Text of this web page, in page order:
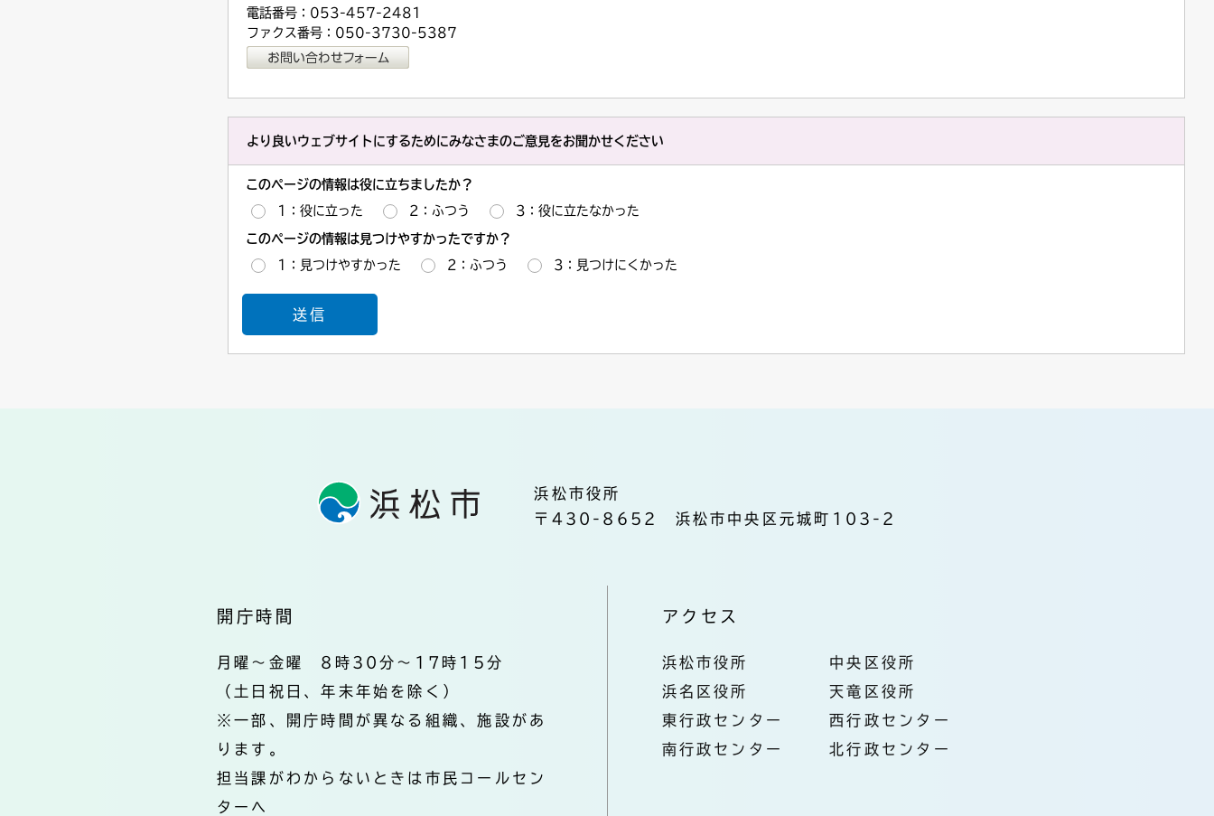
電話番号：053-457-2481
ファクス番号：050-3730-5387
より良いウェブサイトにするためにみなさまのご意見をお聞かせください
このページの情報は役に立ちましたか？
1：役に立った 2：ふつう 3：役に立たなかった
このページの情報は見つけやすかったですか？
1：見つけやすかった 2：ふつう 3：見つけにくかった
浜松市役所
〒430-8652 浜松市中央区元城町103-2
開庁時間
月曜～金曜 8時30分～17時15分
（土日祝日、年末年始を除く）
※一部、開庁時間が異なる組織、施設があ
ります。
担当課がわからないときは市民コールセン
ターへ
アクセス
浜松市役所
中央区役所
浜名区役所
天竜区役所
東行政センター
西行政センター
南行政センター
北行政センター